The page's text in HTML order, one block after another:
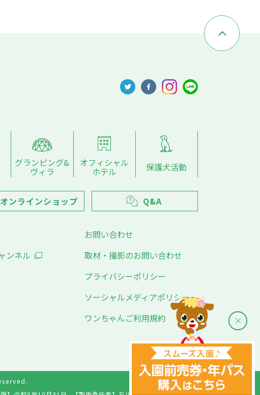
グランピング&
ヴィラ
オフィシャル
ホテル 保護犬活動
オンラインショップ Q&A
ンネル
お問い合わせ
取材・撮影のお問い合わせ
プライバシーポリシー
ソーシャルメディアポリシー
ワンちゃんご利用規約